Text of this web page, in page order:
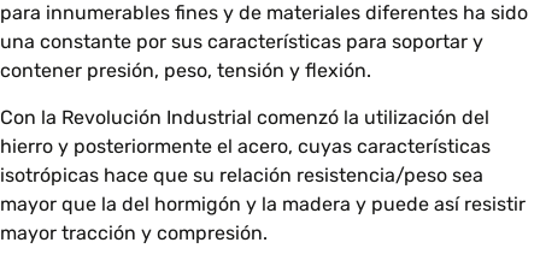
para innumerables fines y de materiales diferentes ha sido
una constante por sus características para soportar y
contener presión, peso, tensión y flexión.
Con la Revolución Industrial comenzó la utilización del
hierro y posteriormente el acero, cuyas características
isotrópicas hace que su relación resistencia/peso sea
mayor que la del hormigón y la madera y puede así resistir
mayor tracción y compresión.